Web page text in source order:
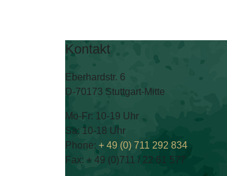
Kontakt
Eberhardstr. 6
D-70173 Stuttgart-Mitte
Mo-Fr: 10-19 Uhr
Sa: 10-18 Uhr
Phone: + 49 (0) 711 292 834
Fax: + 49 (0)711 / 22 61 577